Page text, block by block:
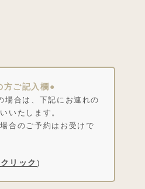
方ご記入欄●
場合は、下記にお連れの
いたします。
合のご予約はお受けで
リック)